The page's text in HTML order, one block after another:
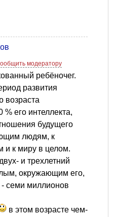
модератору
ребёночег.
развития
возраста
его интеллекта,
будущего
людям, к
и к миру в целом.
и трехлетний
окружающим его,
- семи миллионов
в этом возрасте чем-